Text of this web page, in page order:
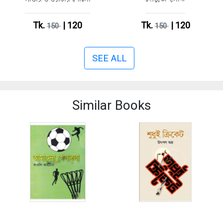
Tk.150| 120 Tk.150| 120
SEE ALL
Similar Books